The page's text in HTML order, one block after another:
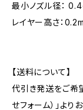
最小ノズル径：
レイヤー高さ：
【送料について】
代引き発送をご希
せフォーム）」より